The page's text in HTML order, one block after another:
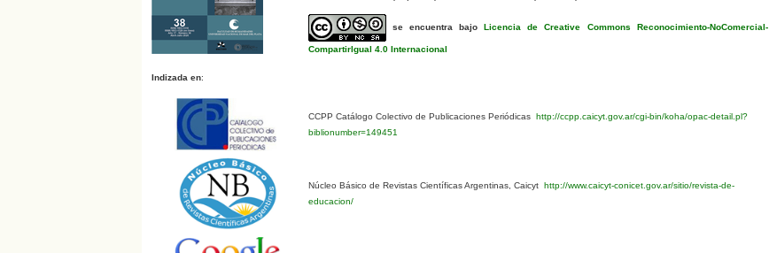
se encuentra bajoLicencia de Creative Commons Reconocimiento-NoComercial-
CompartirIgual 4.0 Internacional
Indizada en:
CCPP Catálogo Colectivo de Publicaciones Periódicas http://ccpp.caicyt.gov.ar/cgi-bin/koha/opac-detail.pl?
biblionumber=149451
Núcleo Básico de Revistas Científicas Argentinas, Caicyt http://www.caicyt-conicet.gov.ar/sitio/revista-de-
educacion/